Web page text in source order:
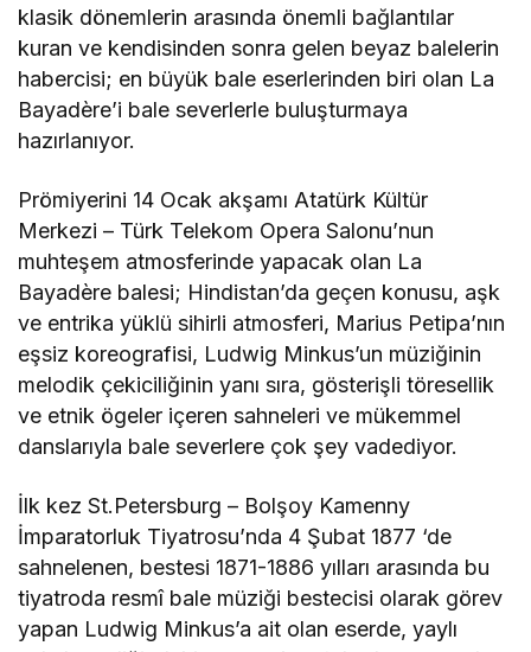
klasik dönemlerin arasında önemli bağlantılar
kuran ve kendisinden sonra gelen beyaz balelerin
habercisi; en büyük bale eserlerinden biri olan La
Bayadère’i bale severlerle buluşturmaya
hazırlanıyor.
Prömiyerini 14 Ocak akşamı Atatürk Kültür
Merkezi – Türk Telekom Opera Salonu’nun
muhteşem atmosferinde yapacak olan La
Bayadère balesi; Hindistan’da geçen konusu, aşk
ve entrika yüklü sihirli atmosferi, Marius Petipa’nın
eşsiz koreografisi, Ludwig Minkus’un müziğinin
melodik çekiciliğinin yanı sıra, gösterişli töresellik
ve etnik ögeler içeren sahneleri ve mükemmel
danslarıyla bale severlere çok şey vadediyor.
İlk kez St.Petersburg – Bolşoy Kamenny
İmparatorluk Tiyatrosu’nda 4 Şubat 1877 ‘de
sahnelenen, bestesi 1871-1886 yılları arasında bu
tiyatroda resmî bale müziği bestecisi olarak görev
yapan Ludwig Minkus’a ait olan eserde, yaylı